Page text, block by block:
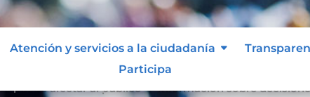
Atención y servicios a la ciudadanía
Participa
puede afectar al público Información sobre